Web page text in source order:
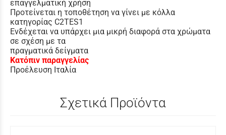
επαγγελματική χρήση
Προτείνεται η τοποθέτηση να γίνει με κόλλα
κατηγορίας C2TES1
Ενδέχεται να υπάρχει μια μικρή διαφορά στα χρώματα
σε σχέση με τα
πραγματικά δείγματα
Κατόπιν παραγγελίας
Προέλευση Ιταλία
Σχετικά Προϊόντα